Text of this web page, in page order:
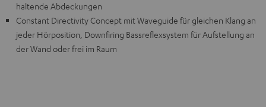
haltende Abdeckungen
Constant Directivity Concept mit Waveguide für gleichen Klang an
jeder Hörposition, Downfiring Bassreflexsystem für Aufstellung an
der Wand oder frei im Raum